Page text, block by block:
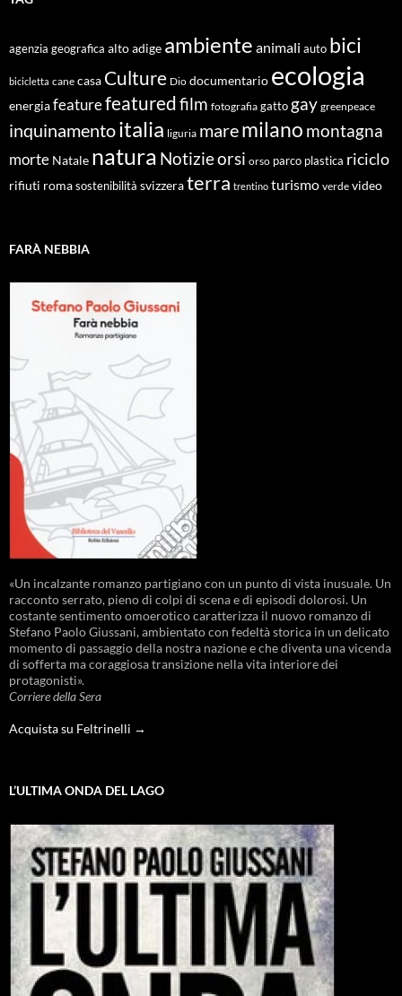
agenzia geografica alto adige ambiente animali auto bici
bicicletta cane casa Culture Dio documentario ecologia
energiafeaturefeaturedfilm fotografia gatto gay greenpeace
inquinamentoitalia liguria maremilano montagna
morte Natale natura Notizieorsi orso parco plastica riciclo
rifiuti roma sostenibilità svizzeraterra trentino turismo verde video
FARÀ NEBBIA
«Un incalzante romanzo partigiano con un punto di vista inusuale. Un
racconto serrato, pieno di colpi di scena e di episodi dolorosi. Un
costante sentimento omoerotico caratterizza il nuovo romanzo di
Stefano Paolo Giussani, ambientato con fedeltà storica in un delicato
momento di passaggio della nostra nazione e che diventa una vicenda
di sofferta ma coraggiosa transizione nella vita interiore dei
protagonisti».
Corriere della Sera
Acquista su Feltrinelli →
L’ULTIMA ONDA DEL LAGO